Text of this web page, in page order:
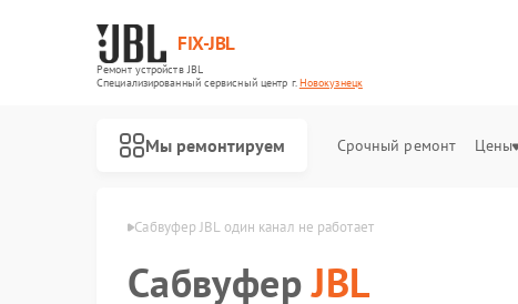
FIX-JBL
Ремонт устройств JBL
Специализированный cервисный центр г.Новокузнецк
Мы ремонтируем Срочный ремонт Цены
в Новокузнецке Сабвуфер JBL один канал не работает
СабвуферJBL